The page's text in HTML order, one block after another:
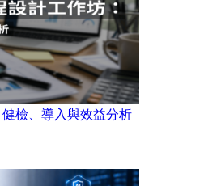
檢、導入與效益分析